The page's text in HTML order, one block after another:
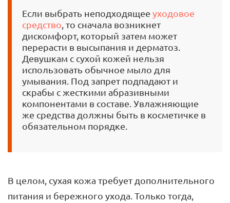
Если выбрать неподходящее уходовое
средство , то сначала возникнет
дискомфорт, который затем может
перерасти в высыпания и дерматоз.
Девушкам с сухой кожей нельзя
использовать обычное мыло для
умывания. Под запрет подпадают и
скрабы с жесткими абразивными
компонентами в составе. Увлажняющие
же средства должны быть в косметичке в
обязательном порядке.
В целом, сухая кожа требует дополнительного
питания и бережного ухода. Только тогда,